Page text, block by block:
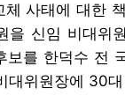
사태에 대한
을 신임 비대위
를 한덕수 전
대위원장에 30